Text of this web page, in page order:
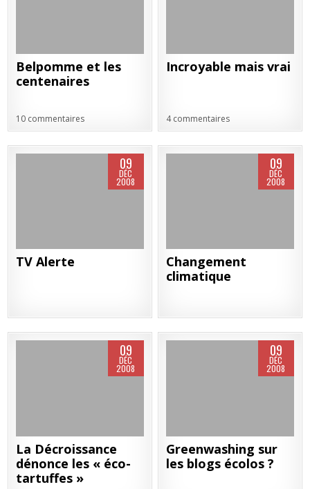
Belpomme et les
centenaires
10 commentaires
Incroyable mais vrai
4 commentaires
09
DÉC
2008
TV Alerte
09
DÉC
2008
Changement
climatique
09
DÉC
2008
La Décroissance
dénonce les « éco-
tartuffes »
09
DÉC
2008
Greenwashing sur
les blogs écolos ?